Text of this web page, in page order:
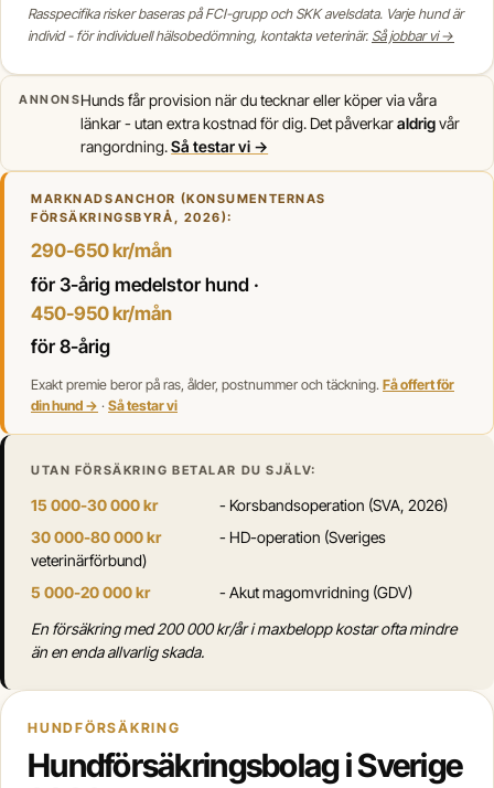
Rasspecifika risker baseras på FCI-grupp och SKK avelsdata. Varje hund är
individ - för individuell hälsobedömning, kontakta veterinär. Så jobbar vi →
ANNONSHunds får provision när du tecknar eller köper via våra
länkar - utan extra kostnad för dig. Det påverkaraldrigvår
rangordning.Så testar vi →
MARKNADSANCHOR (KONSUMENTERNAS
FÖRSÄKRINGSBYRÅ, 2026):
290-650 kr/mån
för 3-årig medelstor hund ·
450-950 kr/mån
för 8-årig
Exakt premie beror på ras, ålder, postnummer och täckning. Få offert för
din hund → · Så testar vi
UTAN FÖRSÄKRING BETALAR DU SJÄLV:
15 000-30 000 kr
- Korsbandsoperation (SVA, 2026)
30 000-80 000 kr
- HD-operation (Sveriges
veterinärförbund)
5 000-20 000 kr
- Akut magomvridning (GDV)
En försäkring med 200 000 kr/år i maxbelopp kostar ofta mindre
än en enda allvarlig skada.
HUNDFÖRSÄKRING
Hundförsäkringsbolag i Sverige